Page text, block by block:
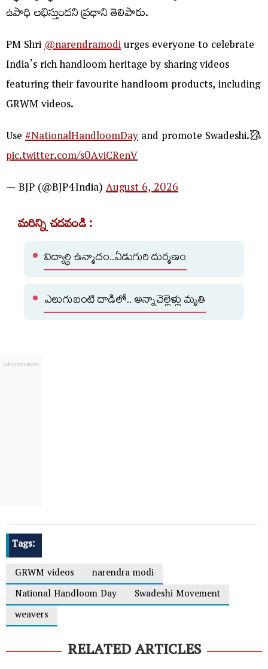
ఉపాధి లభిస్తుందని ప్రధాని తెలిపారు.
PM Shri@narendramodiurges everyone to celebrate
India’s rich handloom heritage by sharing videos
featuring their favourite handloom products, including
GRWM videos.
Use#NationalHandloomDayand promote Swadeshi.🥻
pic.twitter.com/s0AviCRenV
— BJP (@BJP4India)August 6, 2026
మరిన్ని చదవండి :
విద్యార్ధి ఉన్మాదం..ఏడుగురి దుర్మణం
ఎలుగుబంటి దాడిలో.. అన్నాచెల్లెళ్లు మృతి
Tags:
GRWM videos
narendra modi
National Handloom Day
Swadeshi Movement
weavers
RELATED ARTICLES